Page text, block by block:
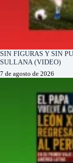
SIN FIGURAS Y SIN
SULLANA (VIDEO)
7 de agosto de 2026